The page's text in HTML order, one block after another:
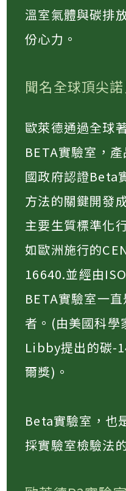
溫室氣體與碳排
份心力。
聞名全球頂尖
歐萊德通過全球
BETA實驗室，
國政府認證Beta
方法的關鍵開發
主要生質標準化
如歐洲施行的
16640.並經由
BETA實驗室一
者。(由美國科
Libby提出的碳-
爾獎)。​
Beta實驗室，也
採實驗室檢驗法